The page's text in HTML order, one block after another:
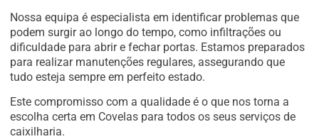
Nossa equipa é especialista em identificar problemas que
podem surgir ao longo do tempo, como infiltrações ou
dificuldade para abrir e fechar portas. Estamos preparados
para realizar manutenções regulares, assegurando que
tudo esteja sempre em perfeito estado.
Este compromisso com a qualidade é o que nos torna a
escolha certa em Covelas para todos os seus serviços de
caixilharia.